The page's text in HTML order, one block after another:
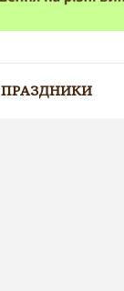
ПРАЗДНИКИ